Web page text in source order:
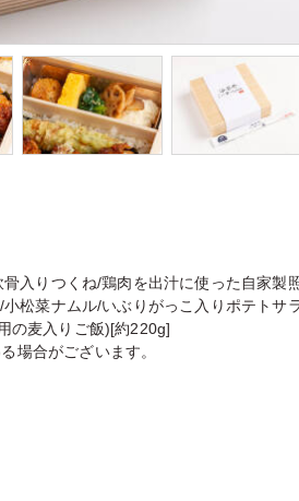
入りつくね/鶏肉を出汁に使った自家製
松菜ナムル/いぶりがっこ入りポテトサ
の麦入りご飯)[約220g]
場合がございます。